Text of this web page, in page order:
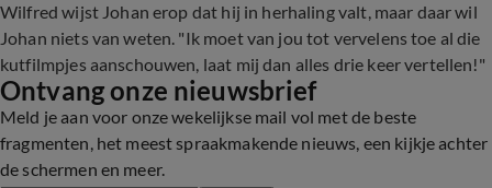
Wilfred wijst Johan erop dat hij in herhaling valt, maar daar wil
Johan niets van weten. "Ik moet van jou tot vervelens toe al die
kutfilmpjes aanschouwen, laat mij dan alles drie keer vertellen!"
Ontvang onze nieuwsbrief
Meld je aan voor onze wekelijkse mail vol met de beste
fragmenten, het meest spraakmakende nieuws, een kijkje achter
de schermen en meer.